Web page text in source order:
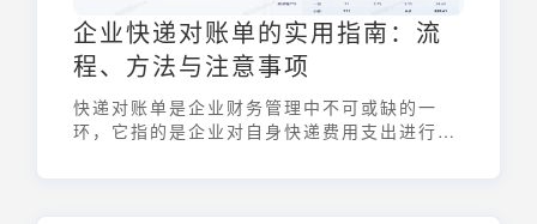
企业快递对账单的实用指南：流
程、方法与注意事项
快递对账单是企业财务管理中不可或缺的一
环，它指的是企业对自身快递费用支出进行核